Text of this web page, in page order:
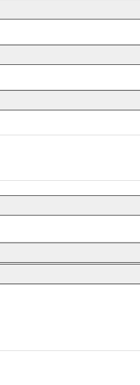
Říjen
PO ÚT ST ČT